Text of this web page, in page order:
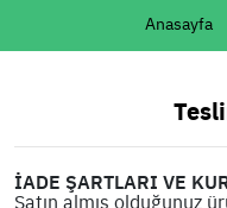
Anasayfa
İADE ŞARTLARI VE
Satın almış olduğunuz